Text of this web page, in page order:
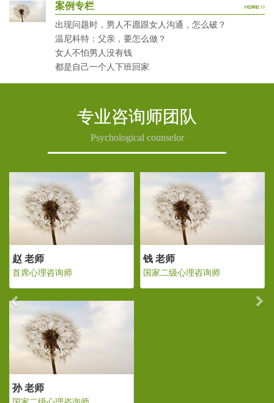
案例专栏
出现问题时，男人不愿跟女人沟通，怎么破？
温尼科特：父亲，要怎么做？
女人不怕男人没有钱
都是自己一个人下班回家
专业咨询师团队
Psychological counselor
老师
二级心理咨询师
赵 老师
首席心理咨询师
Previous